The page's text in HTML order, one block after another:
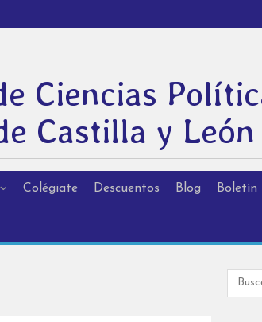
Ciencias
Castilla y León
Colégiate Descuentos Blog Boletín